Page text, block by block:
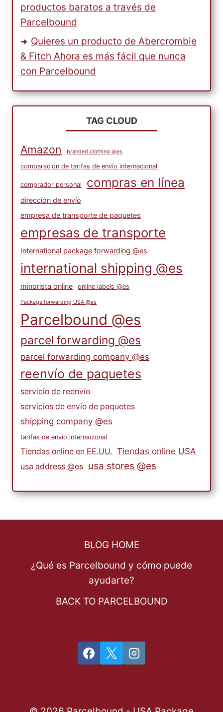
productos baratos a través de
Parcelbound
Quieres un producto de Abercrombie
& Fitch Ahora es más fácil que nunca
con Parcelbound
TAG CLOUD
Amazon branded clothing @es
comparación de tarifas de envío internacional
comprador personal compras en línea
dirección de envío
empresa de transporte de paquetes
empresas de transporte
International package forwarding @es
international shipping @es
minorista online online labels @es
Package forwarding USA @es
Parcelbound @es
parcel forwarding @es
parcel forwarding company @es
reenvío de paquetes
servicio de reenvío
servicios de envío de paquetes
shipping company @es
tarifas de envío internacional
Tiendas online en EE.UU. Tiendas online USA
usa address @es usa stores @es
BLOG HOME
¿Qué es Parcelbound y cómo puede
ayudarte?
BACK TO PARCELBOUND